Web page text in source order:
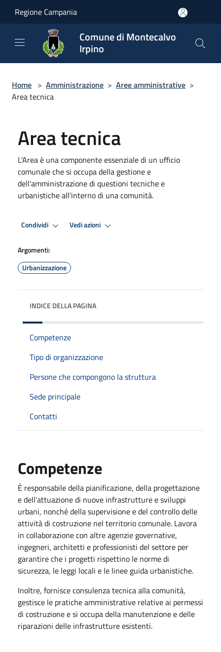
Regione Campania
Comune di Montecalvo
Irpino
Home > Amministrazione > Aree amministrative >
Area tecnica
Area tecnica
L'Area è una componente essenziale di un ufficio
comunale che si occupa della gestione e
dell'amministrazione di questioni tecniche e
urbanistiche all'interno di una comunità.
Condividi Vedi azioni
Argomenti:
Urbanizzazione
INDICE DELLA PAGINA
Competenze
Tipo di organizzazione
Persone che compongono la struttura
Sede principale
Contatti
Competenze
È responsabile della pianificazione, della progettazione
e dell'attuazione di nuove infrastrutture e sviluppi
urbani, nonché della supervisione e del controllo delle
attività di costruzione nel territorio comunale. Lavora
in collaborazione con altre agenzie governative,
ingegneri, architetti e professionisti del settore per
garantire che i progetti rispettino le norme di
sicurezza, le leggi locali e le linee guida urbanistiche.
Inoltre, fornisce consulenza tecnica alla comunità,
gestisce le pratiche amministrative relative ai permessi
di costruzione e si occupa della manutenzione e delle
riparazioni delle infrastrutture esistenti.